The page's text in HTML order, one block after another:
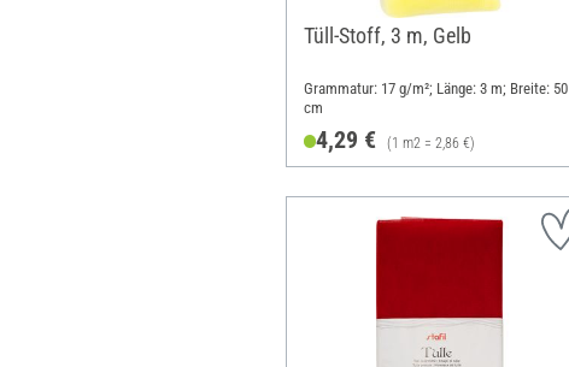
Tüll-Stoff, 3 m, Gelb
Grammatur: 17 g/m²; Länge: 3 m; Breite: 50
cm
4,29 € (1 m2 = 2,86 €)